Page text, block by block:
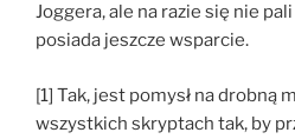
Joggera, ale na razie się nie
posiada jeszcze wsparcie.
[1] Tak, jest pomysł na drobną
wszystkich skryptach tak, by